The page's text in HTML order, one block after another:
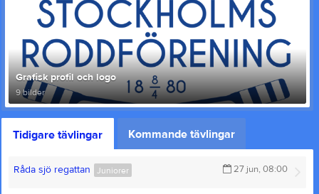
Grafisk profil och logo
9 bilder
Tidigare tävlingar Kommande tävlingar
27 jun, 08:00
Juniorer
Råda sjö regattan